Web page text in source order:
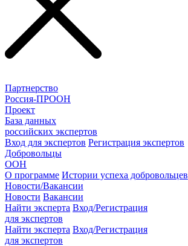
Партнерство
Россия-ПРООН
Проект
База данных
российских экспертов
Вход для экспертов Регистрация экспертов
Добровольцы
ООН
О программе Истории успеха добровольцев
Новости/Вакансии
Новости Вакансии
Найти эксперта Вход/Регистрация
для экспертов
Найти эксперта Вход/Регистрация
для экспертов